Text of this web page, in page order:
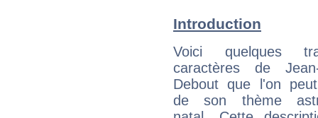
Introduction
Voici quelques
caractères de Jean-
Debout que l'on
de son thème